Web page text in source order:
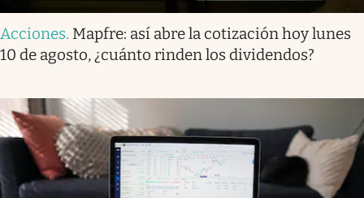
Acciones. Mapfre: así abre la cotización hoy lunes
10 de agosto, ¿cuánto rinden los dividendos?